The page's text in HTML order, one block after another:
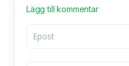
Lägg till kommentar